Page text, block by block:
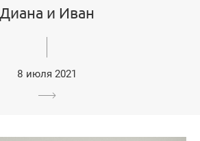
Диана и Иван
8 июля 2021